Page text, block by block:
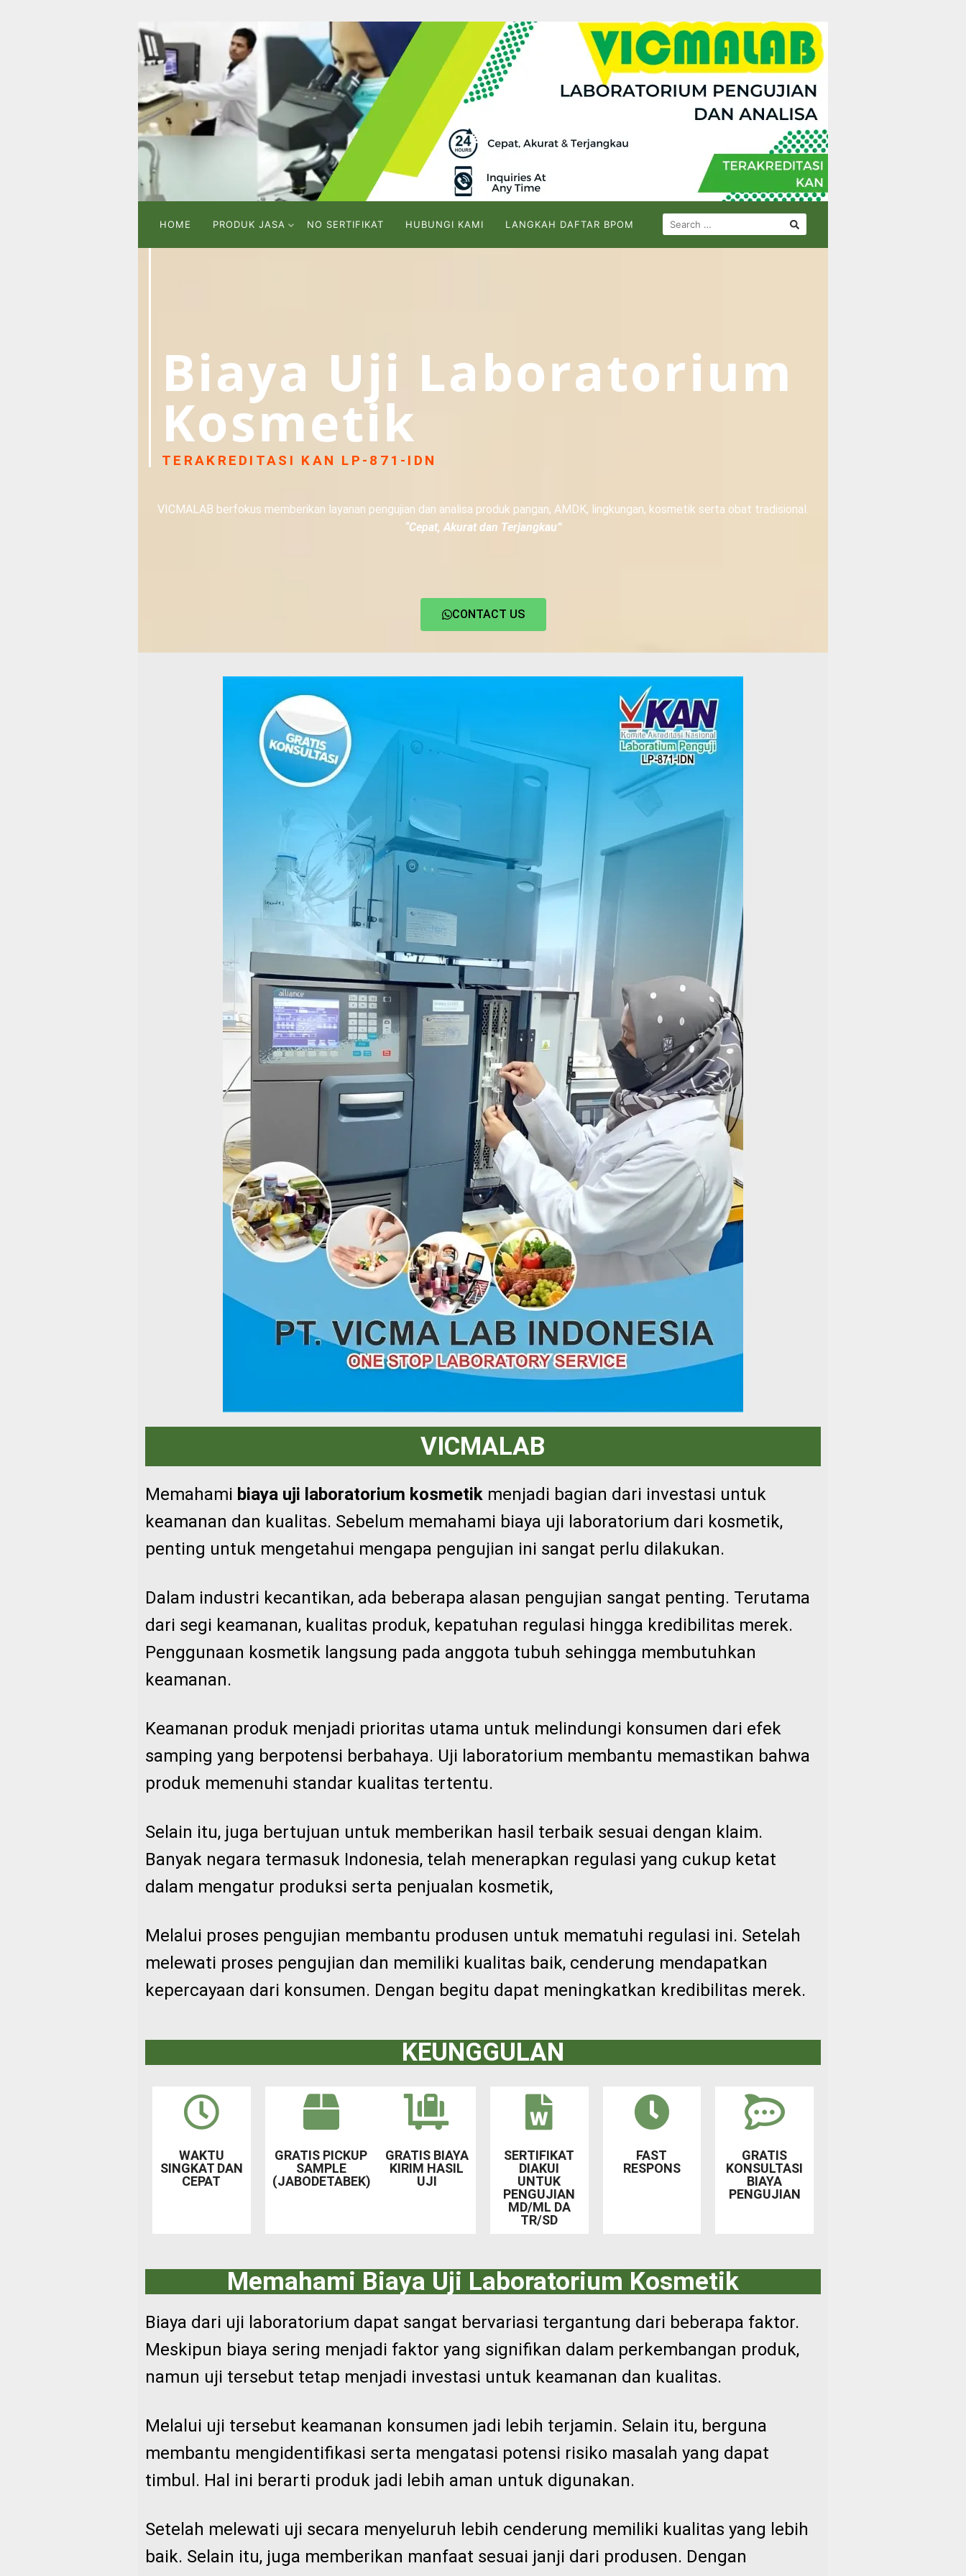
HOME PRODUK JASA NO SERTIFIKAT HUBUNGI KAMI LANGKAH DAFTAR BPOM
Biaya Uji Laboratorium
Kosmetik
TERAKREDITASI KAN LP-871-IDN
VICMALAB berfokus memberikan layanan pengujian dan analisa produk pangan, AMDK, lingkungan, kosmetik serta obat tradisional.
“Cepat, Akurat dan Terjangkau”
CONTACT US
VICMALAB
Memahami biaya uji laboratorium kosmetik menjadi bagian dari investasi untuk
keamanan dan kualitas. Sebelum memahami biaya uji laboratorium dari kosmetik,
penting untuk mengetahui mengapa pengujian ini sangat perlu dilakukan.
Dalam industri kecantikan, ada beberapa alasan pengujian sangat penting. Terutama
dari segi keamanan, kualitas produk, kepatuhan regulasi hingga kredibilitas merek.
Penggunaan kosmetik langsung pada anggota tubuh sehingga membutuhkan
keamanan.
Keamanan produk menjadi prioritas utama untuk melindungi konsumen dari efek
samping yang berpotensi berbahaya. Uji laboratorium membantu memastikan bahwa
produk memenuhi standar kualitas tertentu.
Selain itu, juga bertujuan untuk memberikan hasil terbaik sesuai dengan klaim.
Banyak negara termasuk Indonesia, telah menerapkan regulasi yang cukup ketat
dalam mengatur produksi serta penjualan kosmetik,
Melalui proses pengujian membantu produsen untuk mematuhi regulasi ini. Setelah
melewati proses pengujian dan memiliki kualitas baik, cenderung mendapatkan
kepercayaan dari konsumen. Dengan begitu dapat meningkatkan kredibilitas merek.
KEUNGGULAN
WAKTU
SINGKAT DAN
CEPAT
GRATIS PICKUP
SAMPLE
(JABODETABEK)
GRATIS BIAYA
KIRIM HASIL
UJI
SERTIFIKAT
DIAKUI
UNTUK
PENGUJIAN
MD/ML DA
TR/SD
FAST
RESPONS
GRATIS
KONSULTASI
BIAYA
PENGUJIAN
Memahami Biaya Uji Laboratorium Kosmetik
Biaya dari uji laboratorium dapat sangat bervariasi tergantung dari beberapa faktor.
Meskipun biaya sering menjadi faktor yang signifikan dalam perkembangan produk,
namun uji tersebut tetap menjadi investasi untuk keamanan dan kualitas.
Melalui uji tersebut keamanan konsumen jadi lebih terjamin. Selain itu, berguna
membantu mengidentifikasi serta mengatasi potensi risiko masalah yang dapat
timbul. Hal ini berarti produk jadi lebih aman untuk digunakan.
Setelah melewati uji secara menyeluruh lebih cenderung memiliki kualitas yang lebih
baik. Selain itu, juga memberikan manfaat sesuai janji dari produsen. Dengan